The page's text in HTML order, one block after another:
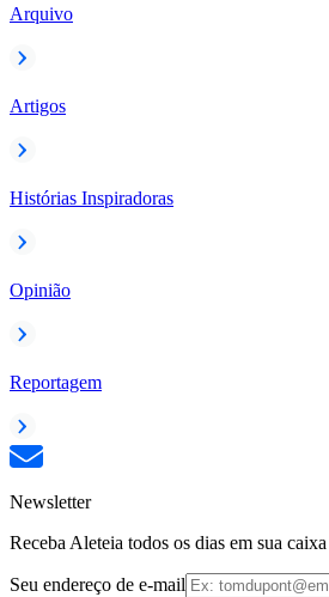
Arquivo
Artigos
Histórias Inspiradoras
Opinião
Reportagem
Newsletter
Receba Aleteia todos os dias em sua
Seu endereço de e-mail